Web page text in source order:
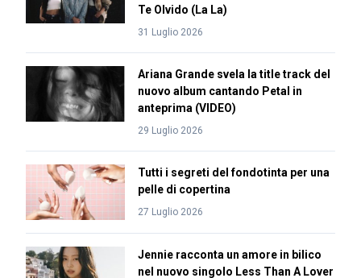
Te Olvido (La La)
31 Luglio 2026
Ariana Grande svela la title track del
nuovo album cantando Petal in
anteprima (VIDEO)
29 Luglio 2026
Tutti i segreti del fondotinta per una
pelle di copertina
27 Luglio 2026
Jennie racconta un amore in bilico
nel nuovo singolo Less Than A Lover